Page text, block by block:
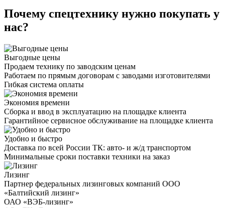
Почему спецтехнику нужно покупать у
нас?
Выгодные цены
Продаем технику по заводским ценам
Работаем по прямым договорам с заводами изготовителями
Гибкая система оплаты
Экономия времени
Сборка и ввод в эксплуатацию на площадке клиента
Гарантийное сервисное обслуживание на площадке клиента
Удобно и быстро
Доставка по всей России ТК: авто- и ж/д транспортом
Минимальные сроки поставки техники на заказ
Лизинг
Партнер федеральных лизинговых компаний ООО
«Балтийский лизинг»
ОАО «ВЭБ-лизинг»